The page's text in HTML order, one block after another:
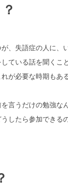
、失語症の人に、
ている話を聞くこ
が必要な時期もあ
言うだけの勉強な
うしたら参加でき